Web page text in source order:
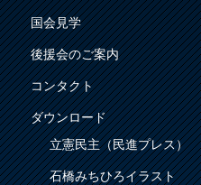
国会見学
後援会のご案内
コンタクト
ダウンロード
立憲民主（民進プレス）
石橋みちひろイラスト